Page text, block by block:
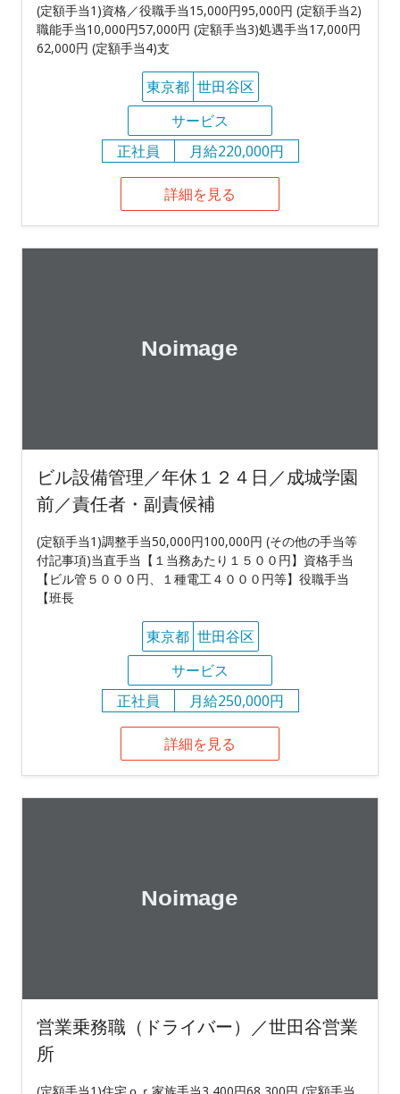
(定額手当1)資格／役職手当15,000円95,000円 (定額手当2)
職能手当10,000円57,000円 (定額手当3)処遇手当17,000円
62,000円 (定額手当4)支
東京都 世田谷区
サービス
正社員
月給220,000円
詳細を見る
ビル設備管理／年休１２４日／成城学園
前／責任者・副責候補
(定額手当1)調整手当50,000円100,000円 (その他の手当等
付記事項)当直手当【１当務あたり１５００円】資格手当
【ビル管５０００円、１種電工４０００円等】役職手当
【班長
東京都 世田谷区
サービス
正社員
月給250,000円
詳細を見る
営業乗務職（ドライバー）／世田谷営業
所